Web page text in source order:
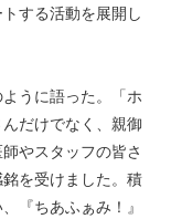
する活動を展開し
うに語った。「ホ
だけでなく、親御
やスタッフの皆さ
を受けました。積
『ちあふぁみ！』